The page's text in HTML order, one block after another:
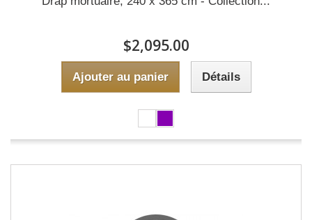
$2,095.00
Ajouter au panier Détails